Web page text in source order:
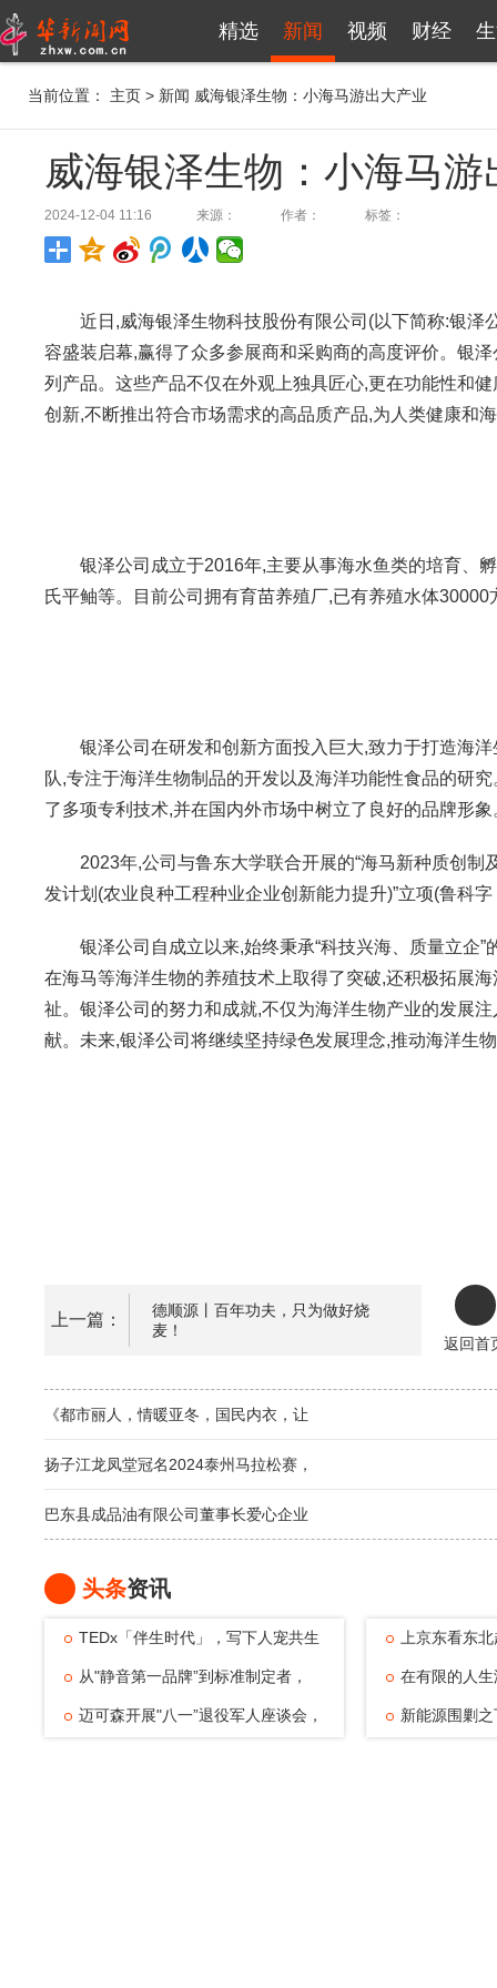
精选 新闻 视频 财经
当前位置： 主页 > 新闻 威海银泽生物：小海马游出大产业
威海银泽生物：小海马游
2024-12-04 11:16 来源： 作者： 标签：
近日,威海银泽生物科技股份有限公司(以下简称:银
容盛装启幕,赢得了众多参展商和采购商的高度评价。银
列产品。这些产品不仅在外观上独具匠心,更在功能性和
创新,不断推出符合市场需求的高品质产品,为人类健康和
银泽公司成立于2016年,主要从事海水鱼类的培育、
氏平鲉等。目前公司拥有育苗养殖厂,已有养殖水体
银泽公司在研发和创新方面投入巨大,致力于打造海
队,专注于海洋生物制品的开发以及海洋功能性食品的研
了多项专利技术,并在国内外市场中树立了良好的品牌形象
2023年,公司与鲁东大学联合开展的“海马新种质创制
发计划(农业良种工程种业企业创新能力提升)”立项(鲁科
银泽公司自成立以来,始终秉承“科技兴海、质量立企
在海马等海洋生物的养殖技术上取得了突破,还积极拓展
祉。银泽公司的努力和成就,不仅为海洋生物产业的发展
献。未来,银泽公司将继续坚持绿色发展理念,推动海洋生
上一篇：
德顺源丨百年功夫，只为做好烧
麦！
返回首
《都市丽人，情暖亚冬，国民内衣，让
扬子江龙凤堂冠名2024泰州马拉松赛，
巴东县成品油有限公司董事长爱心企业
头条资讯
TEDx「伴生时代」，写下人宠共生
的温暖注脚
从"静音第一品牌”到标准制定者，
TATA木门四
迈可森开展"八一”退役军人座谈会，
上京东看东
动，观赛
在有限的人
可能——浅
新能源围剿